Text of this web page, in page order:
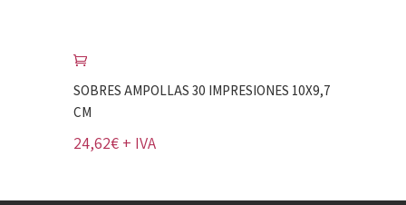
SOBRES AMPOLLAS 30 IMPRESIONES 10X9,7
CM
24,62€ + IVA